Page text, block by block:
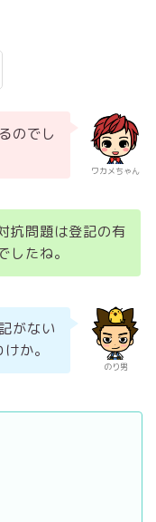
ワカメちゃん
のでし
抗問題は登記の有
したね。
のり男
がない
か。